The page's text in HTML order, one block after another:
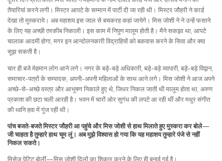
तैयारियां करने लगी। मिस्टर आपटे के सम्मान में पार्टी दी जा रही थी। मिस्टर जौहरी ने कार्ड
देखा तो मुस्कराये। अब महाशय इस जाल से बचकरह कहां जायेगे। मिस जोशी ने ने उन्हें फसाने
के लिए यह अच्छी तरकीब निकाली। इस काम में निपुण मालूम होती है। मैने सकझा था, आपटे
चालाक आदमी होगा, मगर इन आन्दोलनकारी विद्राहियों को बकवास करने के सिवा और क्या
सूझ सकती है।
चार ही बजे मेहमान लोग आने लगे। नगर के बड़े-बड़े अधिकारी, बड़े-बड़े व्यापारी, बड़े-बड़े विद्वान,
समाचार-पत्रों के सम्पादक, अपनी-अपनी महिलाओं के साथ आने लगे। मिस जोशी ने आज अपने
अच्छे-से-अच्छे वस्त्र और आभूषण निकाले हुए थे, जिधर निकल जाती थी मालूम होता था, अरुण
प्रकाश की छटा चली आरही है। भवन में चारों ओर सुगंध की लपटे आ रही थीं और मधुर संगीत
की ध्वनि हवा में गूंज रहीं थी।
पांच बजते-बजते मिस्टर जौहरी आ पहुंचे और मिस जोशी से हाथ मिलाते हुए मुस्करा कर बोले—
जी चाहता है तुम्हारे हाथ चूम लूं। अब मुझे विश्वास हो गया कि यह महाशय तुम्हारे पंजे से नहीं
निकल सकते।
मिसेज पेटिट बोलीं—मिस जोशी दिलों का शिकार करने के लिए ही बनाई गई है।